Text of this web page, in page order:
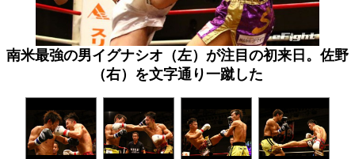
南米最強の男イグナシオ（左）が注目の初来日。佐野
（右）を文字通り一蹴した